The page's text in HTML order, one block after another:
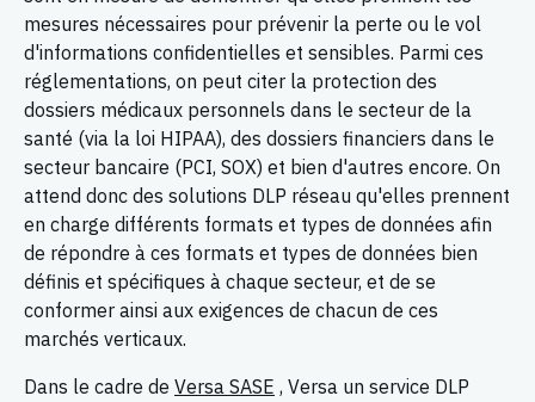
mesures nécessaires pour prévenir la perte ou le vol
d'informations confidentielles et sensibles. Parmi ces
réglementations, on peut citer la protection des
dossiers médicaux personnels dans le secteur de la
santé (via la loi HIPAA), des dossiers financiers dans le
secteur bancaire (PCI, SOX) et bien d'autres encore. On
attend donc des solutions DLP réseau qu'elles prennent
en charge différents formats et types de données afin
de répondre à ces formats et types de données bien
définis et spécifiques à chaque secteur, et de se
conformer ainsi aux exigences de chacun de ces
marchés verticaux.
Dans le cadre de Versa SASE , Versa un service DLP